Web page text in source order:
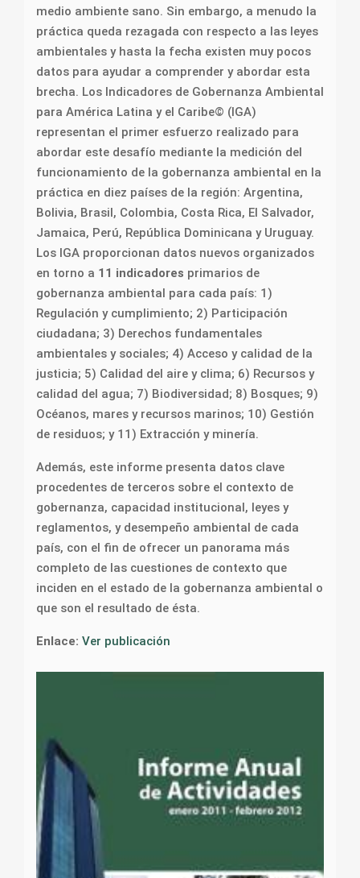
medio ambiente sano. Sin embargo, a menudo la
práctica queda rezagada con respecto a las leyes
ambientales y hasta la fecha existen muy pocos
datos para ayudar a comprender y abordar esta
brecha. Los Indicadores de Gobernanza Ambiental
para América Latina y el Caribe© (IGA)
representan el primer esfuerzo realizado para
abordar este desafío mediante la medición del
funcionamiento de la gobernanza ambiental en la
práctica en diez países de la región: Argentina,
Bolivia, Brasil, Colombia, Costa Rica, El Salvador,
Jamaica, Perú, República Dominicana y Uruguay.
Los IGA proporcionan datos nuevos organizados
en torno a 11 indicadores primarios de
gobernanza ambiental para cada país: 1)
Regulación y cumplimiento; 2) Participación
ciudadana; 3) Derechos fundamentales
ambientales y sociales; 4) Acceso y calidad de la
justicia; 5) Calidad del aire y clima; 6) Recursos y
calidad del agua; 7) Biodiversidad; 8) Bosques; 9)
Océanos, mares y recursos marinos; 10) Gestión
de residuos; y 11) Extracción y minería.
Además, este informe presenta datos clave
procedentes de terceros sobre el contexto de
gobernanza, capacidad institucional, leyes y
reglamentos, y desempeño ambiental de cada
país, con el fin de ofrecer un panorama más
completo de las cuestiones de contexto que
inciden en el estado de la gobernanza ambiental o
que son el resultado de ésta.
Enlace: Ver publicación